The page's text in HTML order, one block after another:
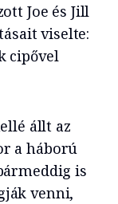
Joe és Jill
viselte:
cipővel
állt az
a háború
is
venni,